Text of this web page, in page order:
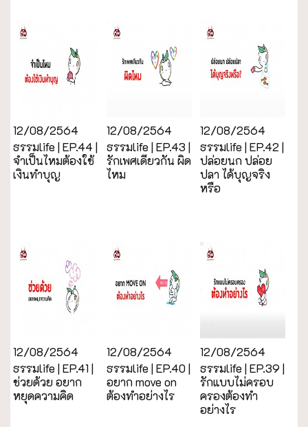
12/08/2564
ธรรมlife | EP.44 |
จำเป็นไหมต้องใช้
เงินทำบุญ
12/08/2564
ธรรมlife | EP.43 |
รักเพศเดียวกัน ผิด
ไหม
12/08/2564
ธรรมlife | EP.42 |
ปล่อยนก ปล่อย
ปลา ได้บุญจริง
หรือ
12/08/2564
ธรรมlife | EP.41 |
ช่วยด้วย อยาก
หยุดความคิด
12/08/2564
ธรรมlife | EP.40 |
อยาก move on
ต้องทำอย่างไร
12/08/2564
ธรรมlife | EP.39 |
รักแบบไม่ครอบ
ครองต้องทำ
อย่างไร